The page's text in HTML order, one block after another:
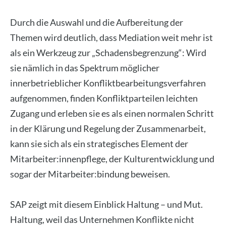
Durch die Auswahl und die Aufbereitung der
Themen wird deutlich, dass Mediation weit mehr ist
als ein Werkzeug zur „Schadensbegrenzung“: Wird
sie nämlich in das Spektrum möglicher
innerbetrieblicher Konfliktbearbeitungsverfahren
aufgenommen, finden Konfliktparteilen leichten
Zugang und erleben sie es als einen normalen Schritt
in der Klärung und Regelung der Zusammenarbeit,
kann sie sich als ein strategisches Element der
Mitarbeiter:innenpflege, der Kulturentwicklung und
sogar der Mitarbeiter:bindung beweisen.
SAP zeigt mit diesem Einblick Haltung – und Mut.
Haltung, weil das Unternehmen Konflikte nicht